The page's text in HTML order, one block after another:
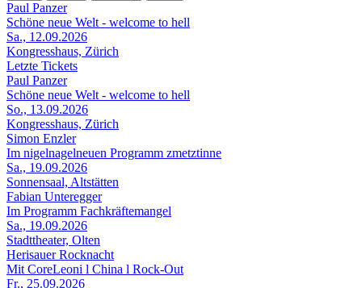
Paul Panzer
Schöne neue Welt - welcome to hell
Sa., 12.09.2026
Kongresshaus, Zürich
Letzte Tickets
Paul Panzer
Schöne neue Welt - welcome to hell
So., 13.09.2026
Kongresshaus, Zürich
Simon Enzler
Im nigelnagelneuen Programm zmetztinne
Sa., 19.09.2026
Sonnensaal, Altstätten
Fabian Unteregger
Im Programm Fachkräftemangel
Sa., 19.09.2026
Stadttheater, Olten
Herisauer Rocknacht
Mit CoreLeoni l China l Rock-Out
Fr., 25.09.2026